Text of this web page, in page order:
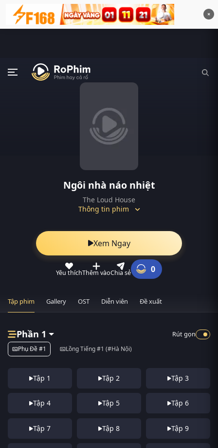
×
Ngôi nhà náo nhiệt
The Loud House
Thông tin phim
Xem Ngay
Yêu thíchThêm vàoChia sẻ 0
Tập phim Gallery OST Diễn viên Đề xuất
Phần 1
Phụ Đề #1 Lồng Tiếng #1 (#Hà Nội)
Rút gọn
Tập 1 Tập 2 Tập 3
Tập 4 Tập 5 Tập 6
Tập 7 Tập 8 Tập 9